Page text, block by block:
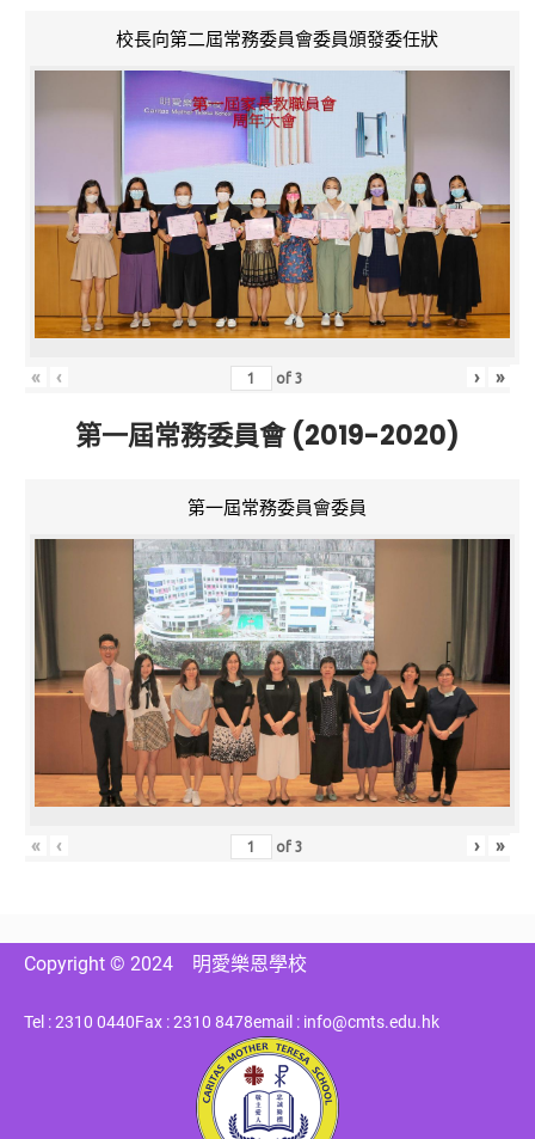
校長向第二屆常務委員會委員頒發委任狀
« ‹ of3 › »
第一屆常務委員會 (2019-2020)
第一屆常務委員會委員
« ‹ of3 › »
Copyright © 2024 明愛樂恩學校
Tel : 2310 0440Fax : 2310 8478email : info@cmts.edu.hk